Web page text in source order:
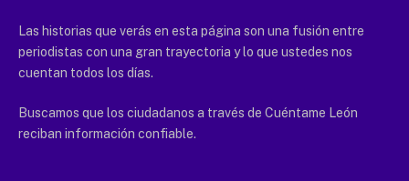
Las historias que verás en esta página son una fusión entre
periodistas con una gran trayectoria y lo que ustedes nos
cuentan todos los días.
Buscamos que los ciudadanos a través de Cuéntame León
reciban información confiable.